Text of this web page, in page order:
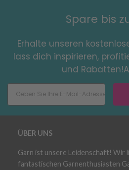
Spare bis
Erhalte unseren
lass dich inspirieren,
und
ÜBER UNS
Garn ist unsere Leidenschaft! Wir
fantastischen Garnenthusiasten